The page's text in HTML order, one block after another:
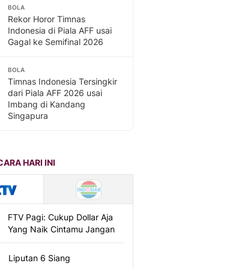
BOLA
Rekor Horor Timnas
Indonesia di Piala AFF usai
Gagal ke Semifinal 2026
BOLA
Timnas Indonesia Tersingkir
dari Piala AFF 2026 usai
Imbang di Kandang
Singapura